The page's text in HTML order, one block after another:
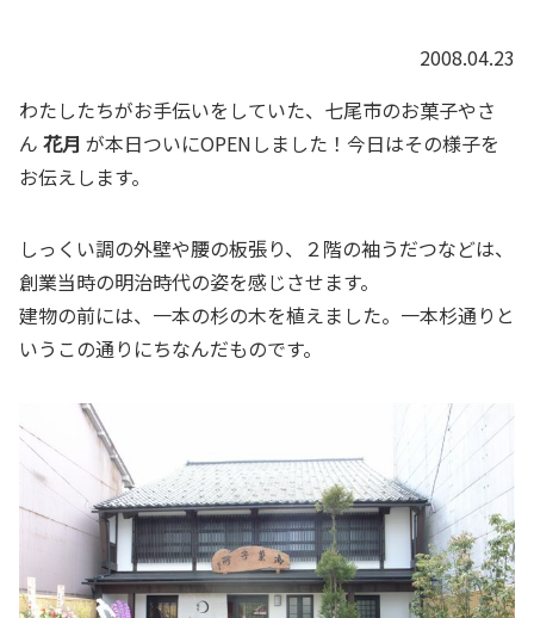
2008.04.23
わたしたちがお手伝いをしていた、七尾市のお菓子やさ
ん 花月 が本日ついにOPENしました！今日はその様子を
お伝えします。
しっくい調の外壁や腰の板張り、２階の袖うだつなどは、
創業当時の明治時代の姿を感じさせます。
建物の前には、一本の杉の木を植えました。一本杉通りと
いうこの通りにちなんだものです。